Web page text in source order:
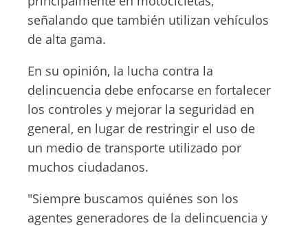
señalando que también utilizan vehículos
de alta gama.
En su opinión, la lucha contra la
delincuencia debe enfocarse en fortalecer
los controles y mejorar la seguridad en
general, en lugar de restringir el uso de
un medio de transporte utilizado por
muchos ciudadanos.
"Siempre buscamos quiénes son los
agentes generadores de la delincuencia y